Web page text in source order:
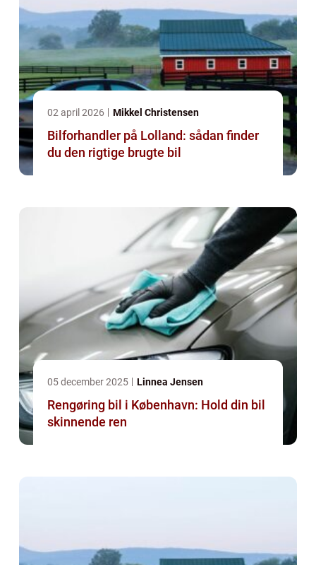
02 april 2026 Mikkel Christensen
Bilforhandler på Lolland: sådan finder
du den rigtige brugte bil
05 december 2025 Linnea Jensen
Rengøring bil i København: Hold din bil
skinnende ren